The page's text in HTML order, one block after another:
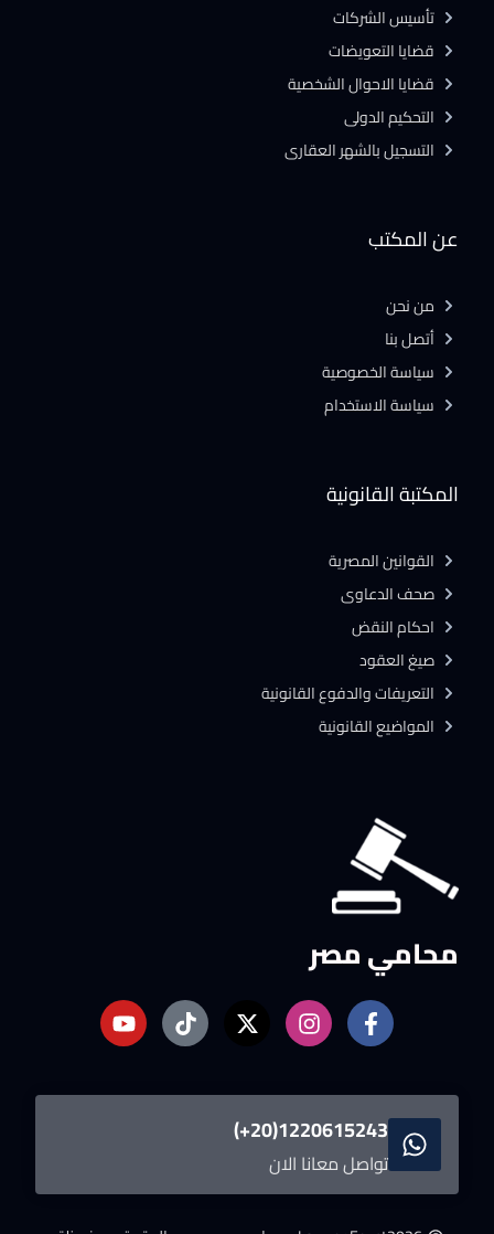
محامي مصر
1220615243(20+)
تواصل معانا الان
المكتبة القانونية
القوانين المصرية
صحف الدعاوى
احكام النقض
صيغ العقود
التعريفات والدفوع القانونية
المواضيع القانونية
عن المكتب
من نحن
أتصل بنا
سياسة الخصوصية
سياسة الاستخدام
تأسيس الشركات
قضايا التعويضات
قضايا الاحوال الشخصية
التحكيم الدولى
التسجيل بالشهر العقارى